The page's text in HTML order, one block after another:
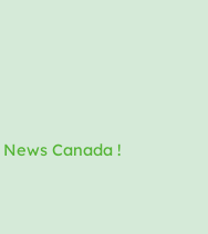
Canada !